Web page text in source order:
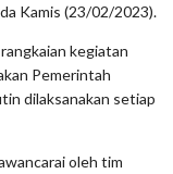
Kamis (23/02/2023).
kegiatan
Pemerintah
dilaksanakan setiap
oleh tim